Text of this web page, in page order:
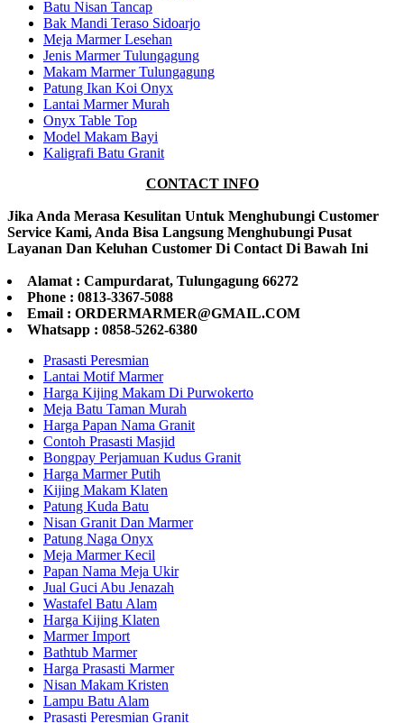
Batu Nisan Tancap
Bak Mandi Teraso Sidoarjo
Meja Marmer Lesehan
Jenis Marmer Tulungagung
Makam Marmer Tulungagung
Patung Ikan Koi Onyx
Lantai Marmer Murah
Onyx Table Top
Model Makam Bayi
Kaligrafi Batu Granit
CONTACT INFO
Jika Anda Merasa Kesulitan Untuk Menghubungi Customer
Service Kami, Anda Bisa Langsung Menghubungi Pusat
Layanan Dan Keluhan Customer Di Contact Di Bawah Ini
Alamat : Campurdarat, Tulungagung 66272
Phone : 0813-3367-5088
Email : ORDERMARMER@GMAIL.COM
Whatsapp : 0858-5262-6380
Prasasti Peresmian
Lantai Motif Marmer
Harga Kijing Makam Di Purwokerto
Meja Batu Taman Murah
Harga Papan Nama Granit
Contoh Prasasti Masjid
Bongpay Perjamuan Kudus Granit
Harga Marmer Putih
Kijing Makam Klaten
Patung Kuda Batu
Nisan Granit Dan Marmer
Patung Naga Onyx
Meja Marmer Kecil
Papan Nama Meja Ukir
Jual Guci Abu Jenazah
Wastafel Batu Alam
Harga Kijing Klaten
Marmer Import
Bathtub Marmer
Harga Prasasti Marmer
Nisan Makam Kristen
Lampu Batu Alam
Prasasti Peresmian Granit